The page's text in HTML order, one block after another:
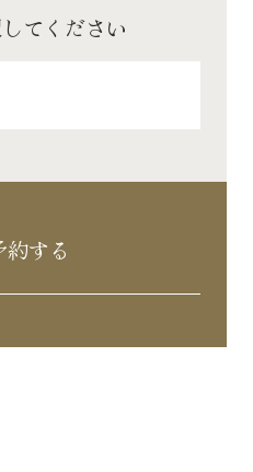
てください
する